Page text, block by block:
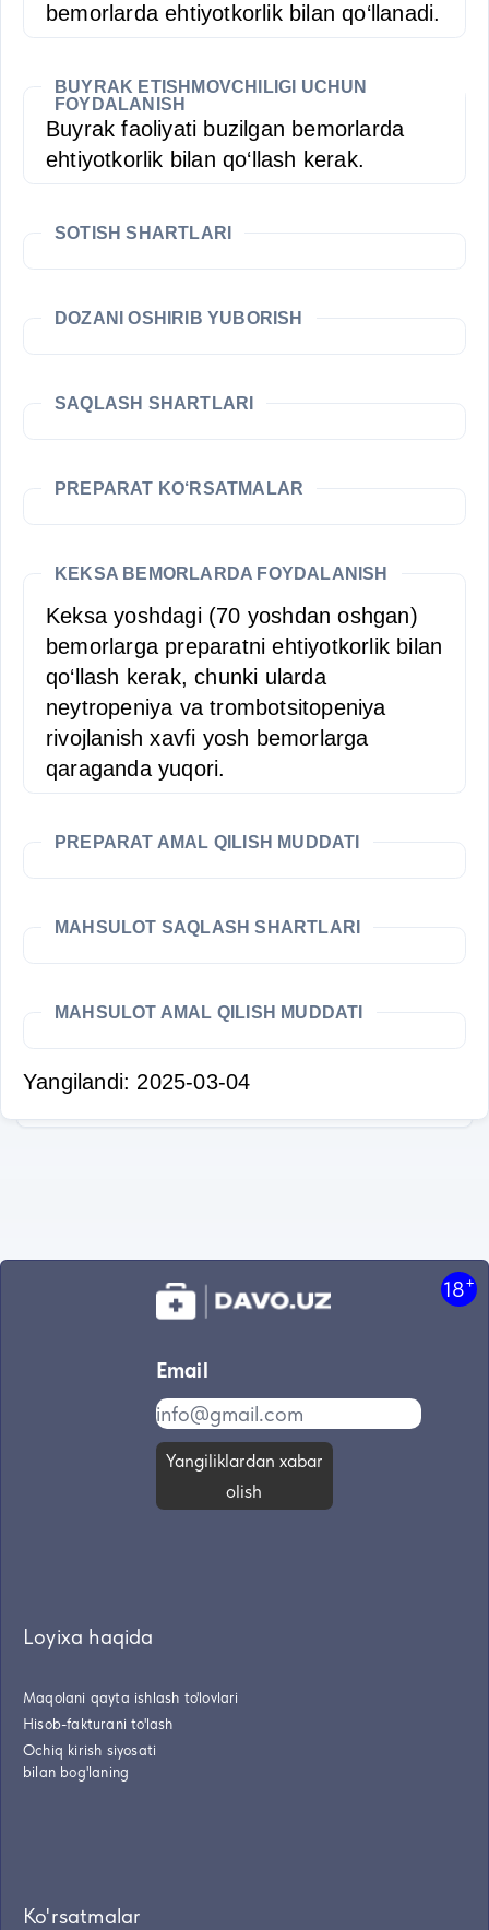
bemorlarda ehtiyotkorlik bilan qo‘llanadi.
BUYRAK ETISHMOVCHILIGI UCHUN
FOYDALANISH
Buyrak faoliyati buzilgan bemorlarda
ehtiyotkorlik bilan qo‘llash kerak.
SOTISH SHARTLARI
DOZANI OSHIRIB YUBORISH
SAQLASH SHARTLARI
PREPARAT KO‘RSATMALAR
KEKSA BEMORLARDA FOYDALANISH
Keksa yoshdagi (70 yoshdan oshgan)
bemorlarga preparatni ehtiyotkorlik bilan
qo‘llash kerak, chunki ularda
neytropeniya va trombotsitopeniya
rivojlanish xavfi yosh bemorlarga
qaraganda yuqori.
PREPARAT AMAL QILISH MUDDATI
MAHSULOT SAQLASH SHARTLARI
MAHSULOT AMAL QILISH MUDDATI
Yangilandi: 2025-03-04
18+
Email
Yangiliklardan xabar
olish
Loyixa haqida
Maqolani qayta ishlash to'lovlari
Hisob-fakturani to'lash
Ochiq kirish siyosati
bilan bog'laning
Ko'rsatmalar